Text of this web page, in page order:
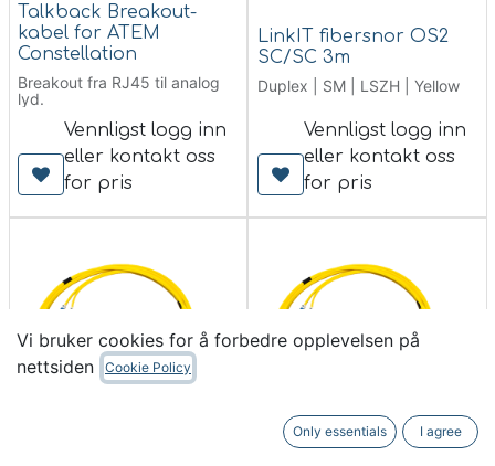
Talkback Breakout-
kabel for ATEM
Constellation
Breakout fra RJ45 til analog
lyd.
Vennligst logg inn
eller kontakt oss
for pris
LinkIT fibersnor OS2
SC/SC 3m
Duplex | SM | LSZH | Yellow
Vennligst logg inn
eller kontakt oss
for pris
Vi bruker cookies for å forbedre opplevelsen på
nettsiden
Cookie Policy
Only essentials I agree